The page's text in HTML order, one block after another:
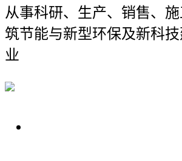
从事科研、生产、销售、
筑节能与新型环保及新科
业